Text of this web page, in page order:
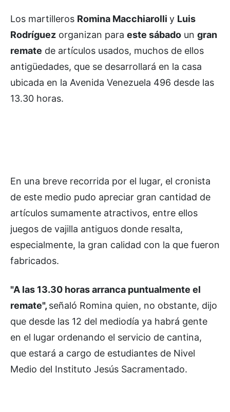
Los martilleros Romina Macchiarolli y Luis
Rodríguez organizan para este sábado un gran
remate de artículos usados, muchos de ellos
antigüedades, que se desarrollará en la casa
ubicada en la Avenida Venezuela 496 desde las
13.30 horas.
En una breve recorrida por el lugar, el cronista
de este medio pudo apreciar gran cantidad de
artículos sumamente atractivos, entre ellos
juegos de vajilla antiguos donde resalta,
especialmente, la gran calidad con la que fueron
fabricados.
"A las 13.30 horas arranca puntualmente el
remate", señaló Romina quien, no obstante, dijo
que desde las 12 del mediodía ya habrá gente
en el lugar ordenando el servicio de cantina,
que estará a cargo de estudiantes de Nivel
Medio del Instituto Jesús Sacramentado.